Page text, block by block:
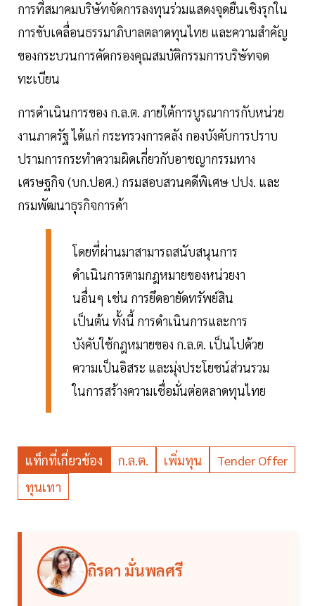
การที่สมาคมบริษัทจัดการลงทุนร่วมแสดงจุดยืนเชิงรุกใน
การขับเคลื่อนธรรมาภิบาลตลาดทุนไทย และความสำคัญ
ของกระบวนการคัดกรองคุณสมบัติกรรมการบริษัทจด
ทะเบียน
การดำเนินการของ ก.ล.ต. ภายใต้การบูรณาการกับหน่วย
งานภาครัฐ ได้แก่ กระทรวงการคลัง กองบังคับการปราบ
ปรามการกระทำความผิดเกี่ยวกับอาชญากรรมทาง
เศรษฐกิจ (บก.ปอศ.) กรมสอบสวนคดีพิเศษ ปปง. และ
กรมพัฒนาธุรกิจการค้า
โดยที่ผ่านมาสามารถสนับสนุนการ
ดำเนินการตามกฎหมายของหน่วยงา
นอื่นๆ เช่น การยึดอายัดทรัพย์สิน
เป็นต้น ทั้งนี้ การดำเนินการและการ
บังคับใช้กฎหมายของ ก.ล.ต. เป็นไปด้วย
ความเป็นอิสระ และมุ่งประโยชน์ส่วนรวม
ในการสร้างความเชื่อมั่นต่อตลาดทุนไทย
แท็กที่เกี่ยวข้อง ก.ล.ต. เพิ่มทุน
Tender Offer
ทุนเทา
ถิรดา มั่นพลศรี